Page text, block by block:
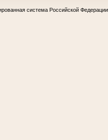
система Российской